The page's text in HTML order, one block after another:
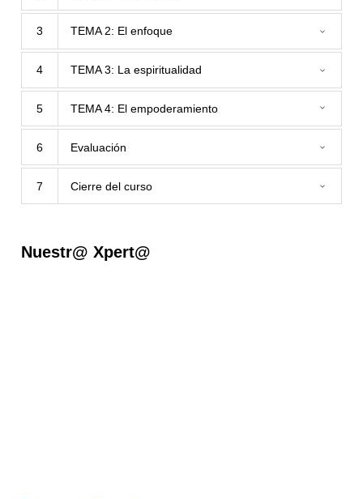
3 TEMA 2: El enfoque
4 TEMA 3: La espiritualidad
5 TEMA 4: El empoderamiento
6 Evaluación
7 Cierre del curso
Nuestr@ Xpert@